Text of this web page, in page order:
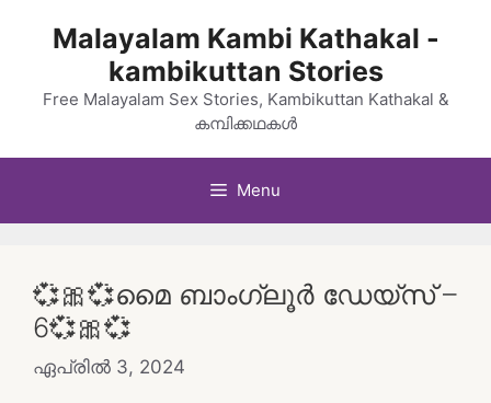
Malayalam Kambi Kathakal -
kambikuttan Stories
Free Malayalam Sex Stories, Kambikuttan Kathakal &
കമ്പിക്കഥകൾ
Menu
💞🎀💞മൈ ബാംഗ്ലൂർ ഡേയ്‌സ് –
6💞🎀💞
ഏപ്രിൽ 3, 2024